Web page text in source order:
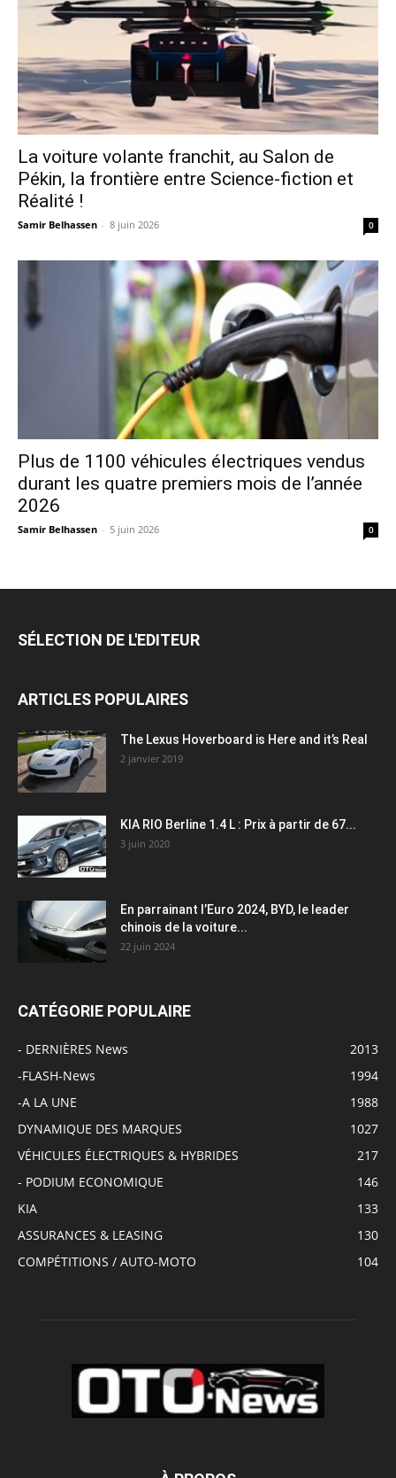
La voiture volante franchit, au Salon de
Pékin, la frontière entre Science-fiction et
Réalité !
Samir Belhassen - 8 juin 2026 0
Plus de 1100 véhicules électriques vendus
durant les quatre premiers mois de l’année
2026
Samir Belhassen - 5 juin 2026 0
SÉLECTION DE L'EDITEUR
ARTICLES POPULAIRES
The Lexus Hoverboard is Here and it’s Real
2 janvier 2019
KIA RIO Berline 1.4 L : Prix à partir de 67...
3 juin 2020
En parrainant l’Euro 2024, BYD, le leader
chinois de la voiture...
22 juin 2024
CATÉGORIE POPULAIRE
- DERNIÈRES News
2013
-FLASH-News
1994
-A LA UNE
1988
DYNAMIQUE DES MARQUES
1027
VÉHICULES ÉLECTRIQUES & HYBRIDES
217
- PODIUM ECONOMIQUE
146
KIA
133
ASSURANCES & LEASING
130
COMPÉTITIONS / AUTO-MOTO
104